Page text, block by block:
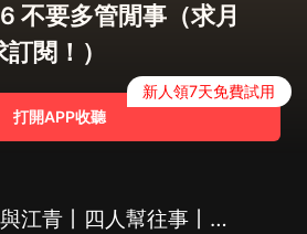
不要多管閒事（求月
閱！）
打開APP收聽
新人領7天免費試用
毛澤東與江青丨四人幫往事丨毛澤東晚年歲月丨偉人故事